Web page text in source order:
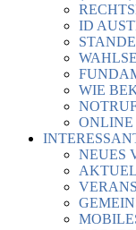
ID
WIE
ONLINE
NEUES